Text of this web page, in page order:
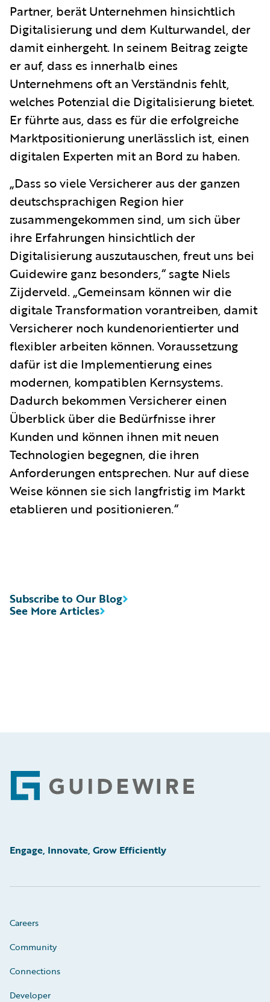
Partner, berät Unternehmen hinsichtlich
Digitalisierung und dem Kulturwandel, der
damit einhergeht. In seinem Beitrag zeigte
er auf, dass es innerhalb eines
Unternehmens oft an Verständnis fehlt,
welches Potenzial die Digitalisierung bietet.
Er führte aus, dass es für die erfolgreiche
Marktpositionierung unerlässlich ist, einen
digitalen Experten mit an Bord zu haben.
„Dass so viele Versicherer aus der ganzen
deutschsprachigen Region hier
zusammengekommen sind, um sich über
ihre Erfahrungen hinsichtlich der
Digitalisierung auszutauschen, freut uns bei
Guidewire ganz besonders,“ sagte Niels
Zijderveld. „Gemeinsam können wir die
digitale Transformation vorantreiben, damit
Versicherer noch kundenorientierter und
flexibler arbeiten können. Voraussetzung
dafür ist die Implementierung eines
modernen, kompatiblen Kernsystems.
Dadurch bekommen Versicherer einen
Überblick über die Bedürfnisse ihrer
Kunden und können ihnen mit neuen
Technologien begegnen, die ihren
Anforderungen entsprechen. Nur auf diese
Weise können sie sich langfristig im Markt
etablieren und positionieren.“
See More Articles
Subscribe to Our Blog
Footer
Engage, Innovate, Grow Efficiently
Careers
Community
Connections
Developer